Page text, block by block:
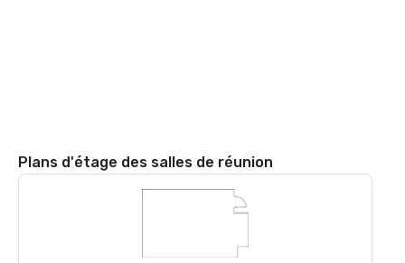
Plans d'étage des salles de réunion